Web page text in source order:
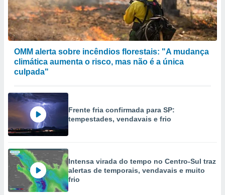
OMM alerta sobre incêndios florestais: "A mudança
climática aumenta o risco, mas não é a única
culpada"
Frente fria confirmada para SP:
tempestades, vendavais e frio
Intensa virada do tempo no Centro-Sul traz
alertas de temporais, vendavais e muito
frio